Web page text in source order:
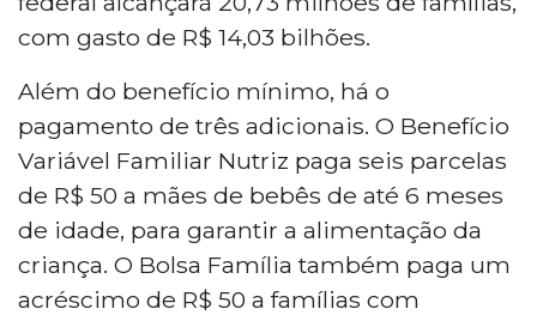
com gasto de R$ 14,03 bilhões.
Além do benefício mínimo, há o
pagamento de três adicionais. O Benefício
Variável Familiar Nutriz paga seis parcelas
de R$ 50 a mães de bebês de até 6 meses
de idade, para garantir a alimentação da
criança. O Bolsa Família também paga um
acréscimo de R$ 50 a famílias com